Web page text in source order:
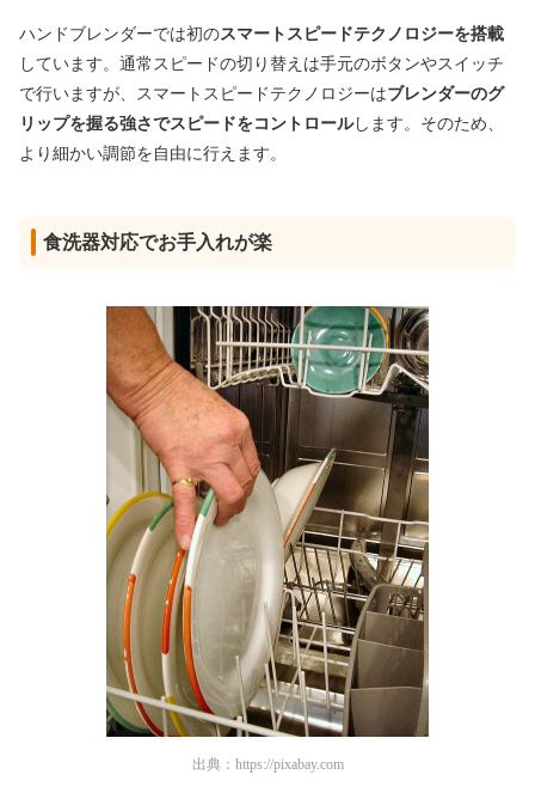
ハンドブレンダーでは初のスマートスピードテクノロジーを搭載
しています。通常スピードの切り替えは手元のボタンやスイッチ
で行いますが、スマートスピードテクノロジーはブレンダーのグ
リップを握る強さでスピードをコントロールします。そのため、
より細かい調節を自由に行えます。
食洗器対応でお手入れが楽
出典： https://pixabay.com